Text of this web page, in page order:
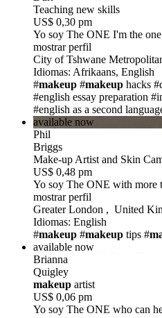
Teaching new skills
US$ 0,30 pm
Yo soy The ONE I'm the
mostrar perfil
City of Tshwane
Idiomas: Afrikaans, English
#makeup #makeup hacks
#english essay preparation
#english as a second
available now
Phil
Briggs
Make-up Artist and Skin
US$ 0,48 pm
Yo soy The ONE with more
mostrar perfil
Greater London , United
Idiomas: English
#makeup #makeup tips #
available now
Brianna
Quigley
makeup artist
US$ 0,06 pm
Yo soy The ONE who can